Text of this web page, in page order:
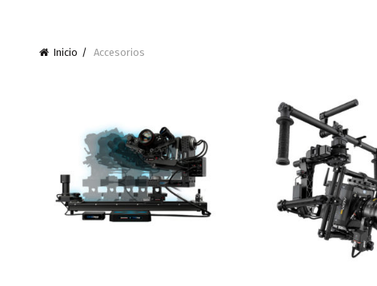
Inicio Accesorios